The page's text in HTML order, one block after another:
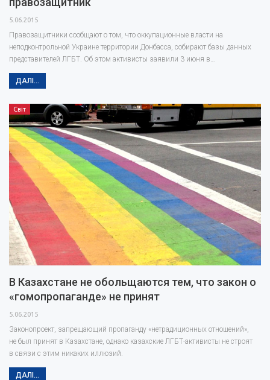
5.06.2015
Правозащитники сообщают о том, что оккупационные власти на
неподконтрольной Украине территории Донбасса, собирают базы данных
представителей ЛГБТ. Об этом активисты заявили 3 июня в…
ДАЛІ...
Світ
В Казахстане не обольщаются тем, что закон о
«гомопропаганде» не принят
5.06.2015
Законопроект, запрещающий пропаганду «нетрадиционных отношений»,
не был принят в Казахстане, однако казахские ЛГБТ-активисты не строят
в связи с этим никаких иллюзий.
ДАЛІ...